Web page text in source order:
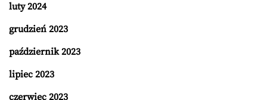
luty 2024
grudzień 2023
październik 2023
lipiec 2023
czerwiec 2023